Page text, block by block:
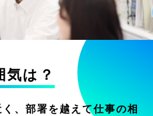
気は？
、部署を越えて仕事の相